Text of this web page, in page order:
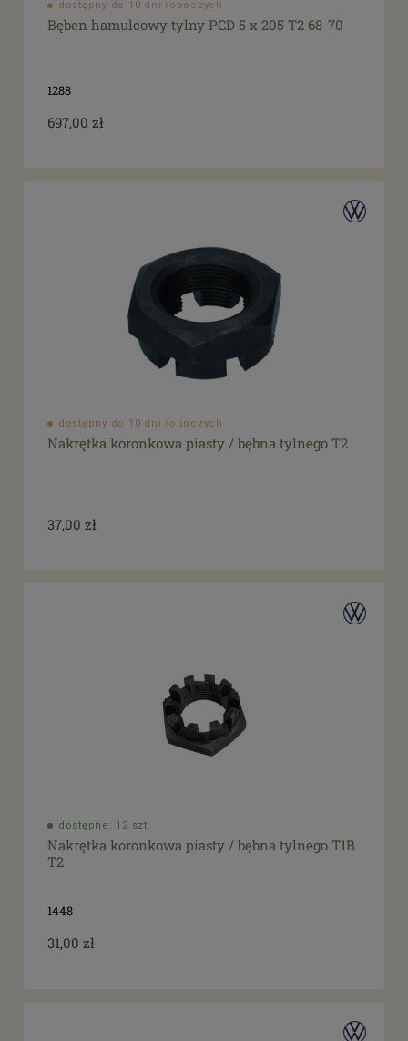
dostępny do 10 dni roboczych
Bęben hamulcowy tylny PCD 5 x 205 T2 68-70
1288
697,00 zł
dostępny do 10 dni roboczych
Nakrętka koronkowa piasty / bębna tylnego T2
37,00 zł
dostępne: 12 szt.
Nakrętka koronkowa piasty / bębna tylnego T1B
T2
1448
31,00 zł